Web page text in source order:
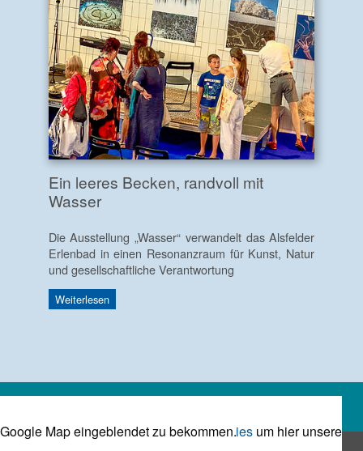
Ein leeres Becken, randvoll mit
Wasser
Die Ausstellung „Wasser“ verwandelt das Alsfelder
Erlenbad in einen Resonanzraum für Kunst, Natur
und gesellschaftliche Verantwortung
Weiterlesen
BitteAkzeptieren Sie die Marketing Cookies
um hier unsere Google Map eingeblendet zu bekommen.